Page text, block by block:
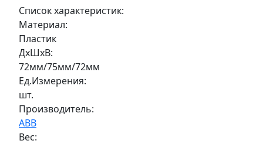
Список характеристик:
Материал:
Пластик
ДxШxВ:
72мм/75мм/72мм
Ед.Измерения:
шт.
Производитель:
ABB
Вес: